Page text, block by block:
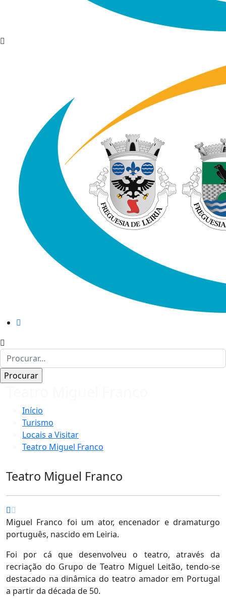
Início
Turismo
Locais a Visitar
Teatro Miguel Franco
Teatro Miguel Franco
Miguel Franco foi um ator, encenador e dramaturgo
português, nascido em Leiria.
Foi por cá que desenvolveu o teatro, através da
recriação do Grupo de Teatro Miguel Leitão, tendo-se
destacado na dinâmica do teatro amador em Portugal
a partir da década de 50.